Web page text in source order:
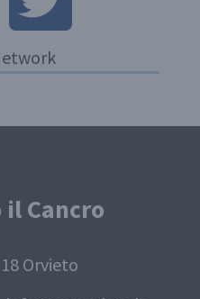
Cancro
Orvieto